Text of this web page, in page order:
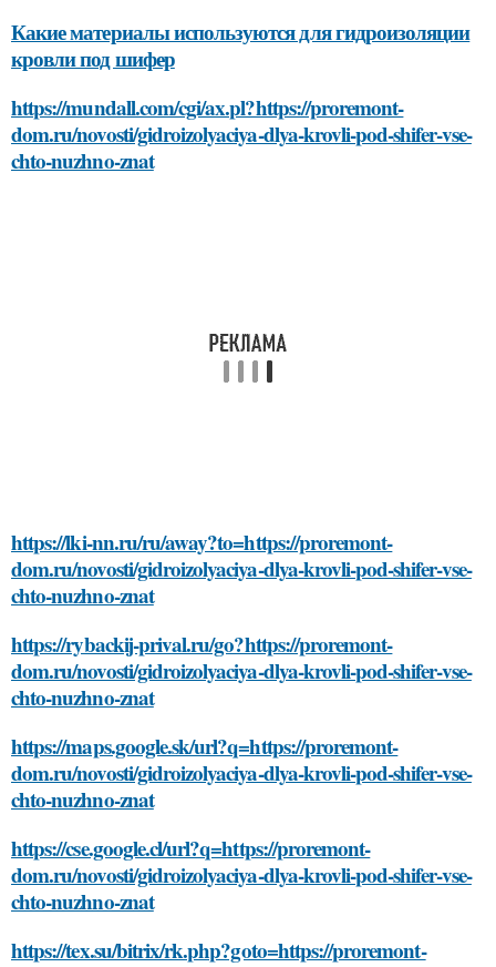
Какие материалы используются для гидроизоляции
кровли под шифер
https://mundall.com/cgi/ax.pl?https://proremont-
dom.ru/novosti/gidroizolyaciya-dlya-krovli-pod-shifer-vse-
chto-nuzhno-znat
https://lki-nn.ru/ru/away?to=https://proremont-
dom.ru/novosti/gidroizolyaciya-dlya-krovli-pod-shifer-vse-
chto-nuzhno-znat
https://rybackij-prival.ru/go?https://proremont-
dom.ru/novosti/gidroizolyaciya-dlya-krovli-pod-shifer-vse-
chto-nuzhno-znat
https://maps.google.sk/url?q=https://proremont-
dom.ru/novosti/gidroizolyaciya-dlya-krovli-pod-shifer-vse-
chto-nuzhno-znat
https://cse.google.cl/url?q=https://proremont-
dom.ru/novosti/gidroizolyaciya-dlya-krovli-pod-shifer-vse-
chto-nuzhno-znat
https://tex.su/bitrix/rk.php?goto=https://proremont-